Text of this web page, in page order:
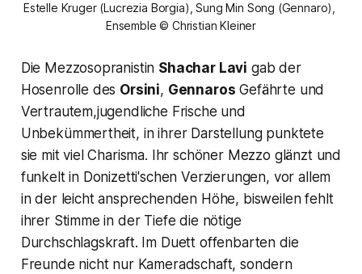
Estelle Kruger (Lucrezia Borgia), Sung Min Song (Gennaro),
Ensemble © Christian Kleiner
Die Mezzosopranistin Shachar Lavi gab der
Hosenrolle des Orsini, Gennaros Gefährte und
Vertrautem,jugendliche Frische und
Unbekümmertheit, in ihrer Darstellung punktete
sie mit viel Charisma. Ihr schöner Mezzo glänzt und
funkelt in Donizetti'schen Verzierungen, vor allem
in der leicht ansprechenden Höhe, bisweilen fehlt
ihrer Stimme in der Tiefe die nötige
Durchschlagskraft. Im Duett offenbarten die
Freunde nicht nur Kameradschaft, sondern